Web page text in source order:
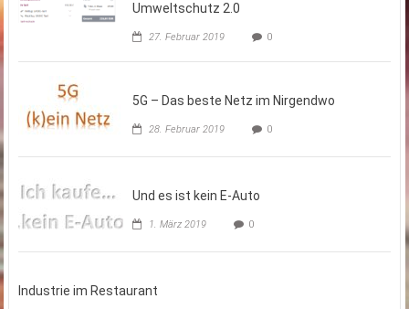
Umweltschutz 2.0
27. Februar 2019 0
5G – Das beste Netz im Nirgendwo
28. Februar 2019 0
Und es ist kein E-Auto
1. März 2019 0
Industrie im Restaurant